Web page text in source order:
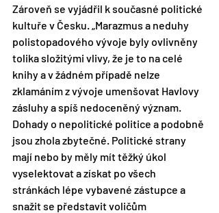
Zároveň se vyjádřil k současné politické
kultuře v Česku. „Marazmus a neduhy
polistopadového vývoje byly ovlivněny
tolika složitými vlivy, že je to na celé
knihy a v žádném případě nelze
zklamáním z vývoje umenšovat Havlovy
zásluhy a spíš nedoceněný význam.
Dohady o nepolitické politice a podobně
jsou zhola zbytečné. Politické strany
mají nebo by měly mít těžký úkol
vyselektovat a získat po všech
stránkách lépe vybavené zástupce a
snažit se představit voličům